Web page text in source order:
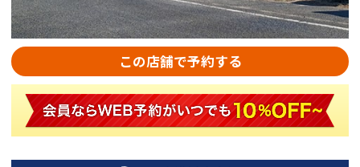
この店舗で予約する